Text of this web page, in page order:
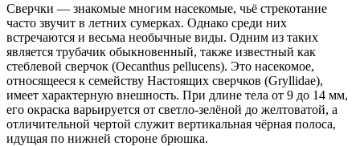
Сверчки — знакомые многим насекомые, чьё стрекотание
часто звучит в летних сумерках. Однако среди них
встречаются и весьма необычные виды. Одним из таких
является трубачик обыкновенный, также известный как
стеблевой сверчок (Oecanthus pellucens). Это насекомое,
относящееся к семейству Настоящих сверчков (Gryllidae),
имеет характерную внешность. При длине тела от 9 до 14 мм,
его окраска варьируется от светло-зелёной до желтоватой, а
отличительной чертой служит вертикальная чёрная полоса,
идущая по нижней стороне брюшка.